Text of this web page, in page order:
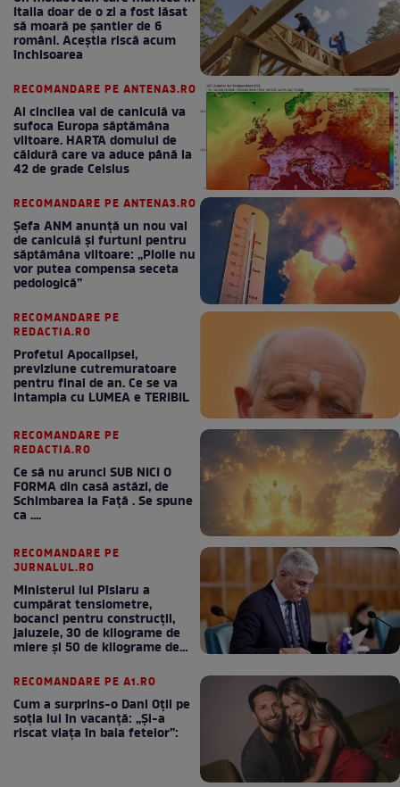
Italia doar de o zi a fost lăsat
să moară pe şantier de 6
români. Aceștia riscă acum
închisoarea
RECOMANDARE PE ANTENA3.RO
Al cincilea val de caniculă va
sufoca Europa săptămâna
viitoare. HARTA domului de
căldură care va aduce până la
42 de grade Celsius
RECOMANDARE PE ANTENA3.RO
Șefa ANM anunță un nou val
de caniculă și furtuni pentru
săptămâna viitoare: „Ploile nu
vor putea compensa seceta
pedologică”
RECOMANDARE PE
REDACTIA.RO
Profetul Apocalipsei,
previziune cutremuratoare
pentru final de an. Ce se va
intampla cu LUMEA e TERIBIL
RECOMANDARE PE
REDACTIA.RO
Ce să nu arunci SUB NICI O
FORMA din casă astăzi, de
Schimbarea la Față . Se spune
ca ....
RECOMANDARE PE
JURNALUL.RO
Ministerul lui Pîslaru a
cumpărat tensiometre,
bocanci pentru construcții,
jaluzele, 30 de kilograme de
miere și 50 de kilograme de
RECOMANDARE PE A1.RO
Cum a surprins-o Dani Oțil pe
soția lui în vacanță: „Și-a
riscat viața în baia fetelor”: